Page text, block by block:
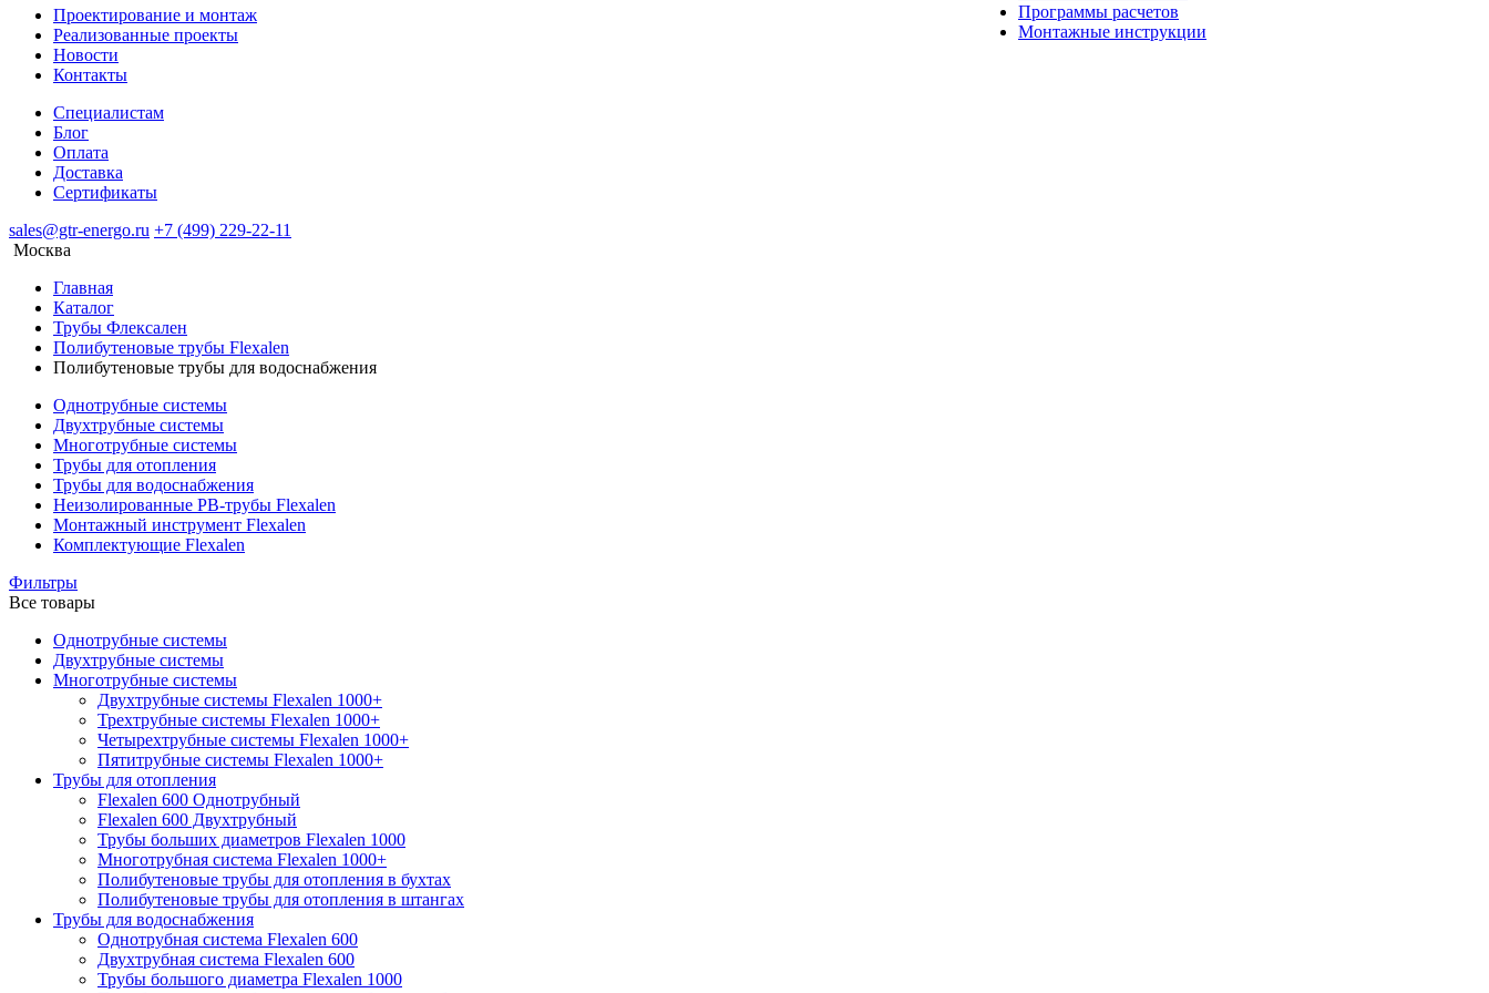
Программы расчетов
Монтажные инструкции
Проектирование и монтаж
Реализованные проекты
Новости
Контакты
Специалистам
Блог
Оплата
Доставка
Сертификаты
sales@gtr-energo.ru +7 (499) 229-22-11
Москва
Главная
Каталог
Трубы Флексален
Полибутеновые трубы Flexalen
Полибутеновые трубы для водоснабжения
Однотрубные системы
Двухтрубные системы
Многотрубные системы
Трубы для отопления
Трубы для водоснабжения
Неизолированные PB-трубы Flexalen
Монтажный инструмент Flexalen
Комплектующие Flexalen
Фильтры
Все товары
Однотрубные системы
Двухтрубные системы
Многотрубные системы
Двухтрубные системы Flexalen 1000+
Трехтрубные системы Flexalen 1000+
Четырехтрубные системы Flexalen 1000+
Пятитрубные системы Flexalen 1000+
Трубы для отопления
Flexalen 600 Однотрубный
Flexalen 600 Двухтрубный
Трубы больших диаметров Flexalen 1000
Многотрубная система Flexalen 1000+
Полибутеновые трубы для отопления в бухтах
Полибутеновые трубы для отопления в штангах
Трубы для водоснабжения
Однотрубная система Flexalen 600
Двухтрубная система Flexalen 600
Трубы большого диаметра Flexalen 1000